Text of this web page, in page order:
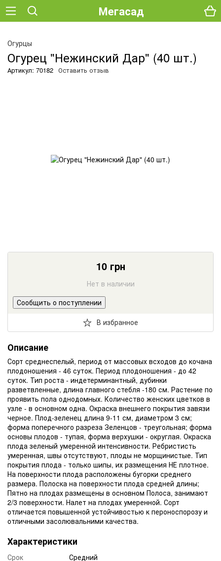
Мегасад
Огурцы
Огурец "Нежинский Дар" (40 шт.)
Артикул: 70182 Оставить отзыв
10грн
Нет в наличии
Сообщить о поступлении
В избранное
Описание
Сорт среднеспелый, период от массовых всходов до кочана
плодоношения - 46 суток. Период плодоношения - до 42
суток. Тип роста - индетерминантный, дубинки
разветвленные, длина главного стебля -180 см. Растение по
проявить пола однодомных. Количество женских цветков в
узле - в основном одна. Окраска внешнего покрытия завязи
черное. Плод-зеленец длина 9-11 см, диаметром 3 см;
форма поперечного разреза Зеленцов - треугольная; форма
основы плодов - тупая, форма верхушки - округлая. Окраска
плода зеленый умеренной интенсивности. Ребристисть
умеренная, швы отсутствуют, плоды не морщинистые. Тип
покрытия плода - только шипы, их размещения НЕ плотное.
На поверхности плода расположены бугорки среднего
размера. Полоска на поверхности плода средней длины;
Пятно на плодах размещены в основном Полоса, занимают
2/3 поверхности. Налет на плодах умеренной. Сорт
отличается повышенной устойчивостью к пероноспорозу и
отличными засолювальними качества.
Характеристики
Срок
Средний